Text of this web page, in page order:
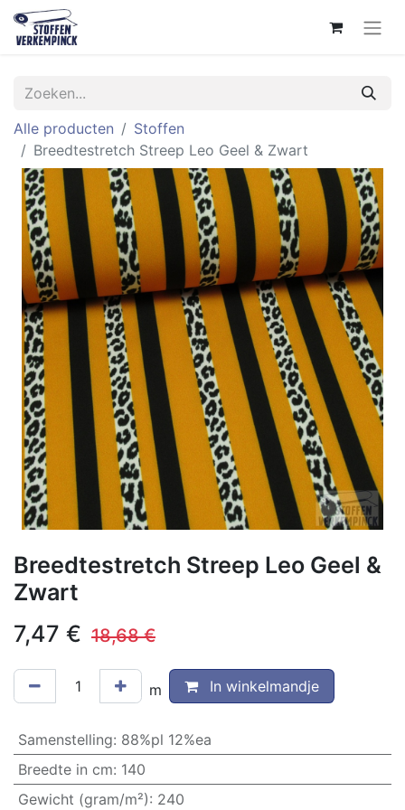
Alle producten
Stoffen
Breedtestretch Streep Leo Geel & Zwart
Breedtestretch Streep Leo Geel &
Zwart
7,47 € 18,68€
m In winkelmandje
Samenstelling: 88%pl 12%ea
Breedte in cm: 140
Gewicht (gram/m²): 240